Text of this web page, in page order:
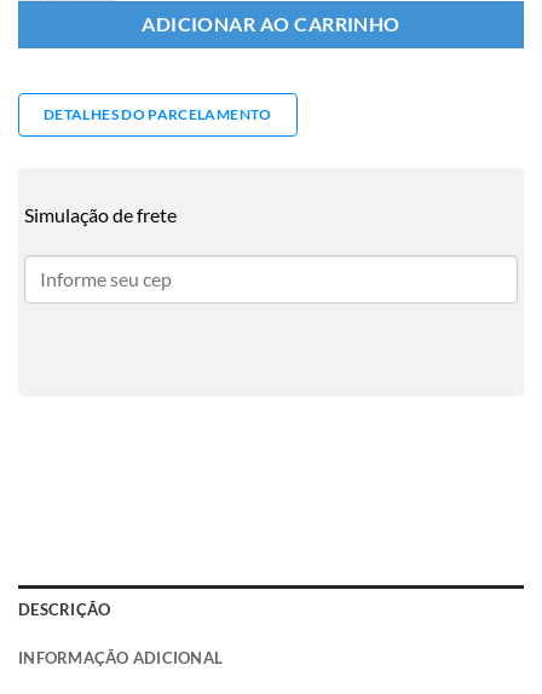
ADICIONAR AO CARRINHO
DETALHES DO PARCELAMENTO
Simulação de frete
DESCRIÇÃO
INFORMAÇÃO ADICIONAL